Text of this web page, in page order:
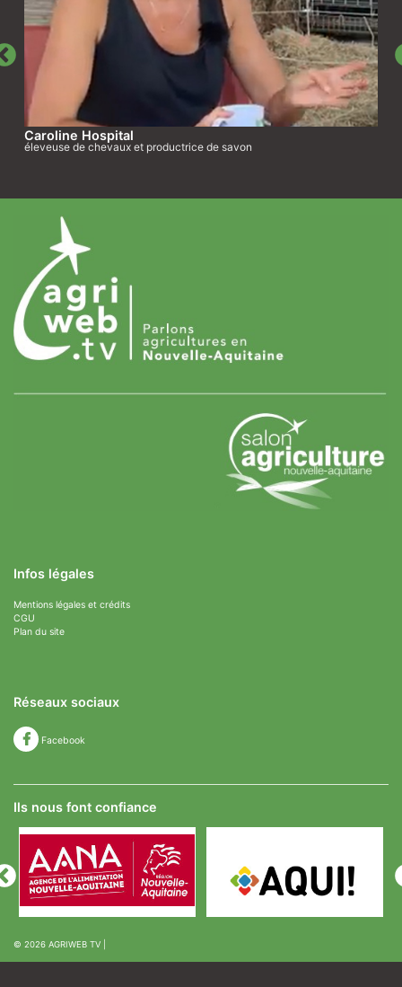
Caroline Hospital
éleveuse de chevaux et productrice de savon
Infos légales
Mentions légales et crédits
CGU
Plan du site
Réseaux sociaux
Facebook
Ils nous font confiance
© 2026 AGRIWEB TV